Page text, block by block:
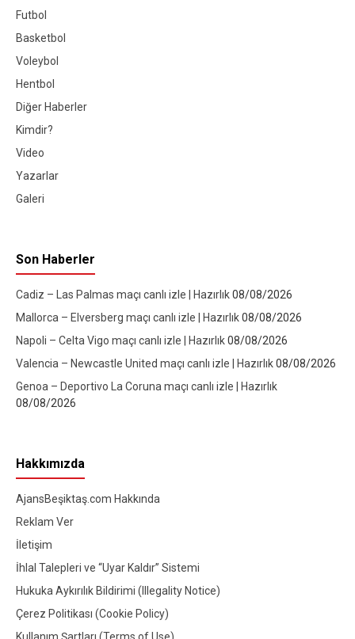
Futbol
Basketbol
Voleybol
Hentbol
Diğer Haberler
Kimdir?
Video
Yazarlar
Galeri
Son Haberler
Cadiz – Las Palmas maçı canlı izle | Hazırlık08/08/2026
Mallorca – Elversberg maçı canlı izle | Hazırlık08/08/2026
Napoli – Celta Vigo maçı canlı izle | Hazırlık08/08/2026
Valencia – Newcastle United maçı canlı izle | Hazırlık08/08/2026
Genoa – Deportivo La Coruna maçı canlı izle | Hazırlık
08/08/2026
Hakkımızda
AjansBeşiktaş.com Hakkında
Reklam Ver
İletişim
İhlal Talepleri ve “Uyar Kaldır” Sistemi
Hukuka Aykırılık Bildirimi (Illegality Notice)
Çerez Politikası (Cookie Policy)